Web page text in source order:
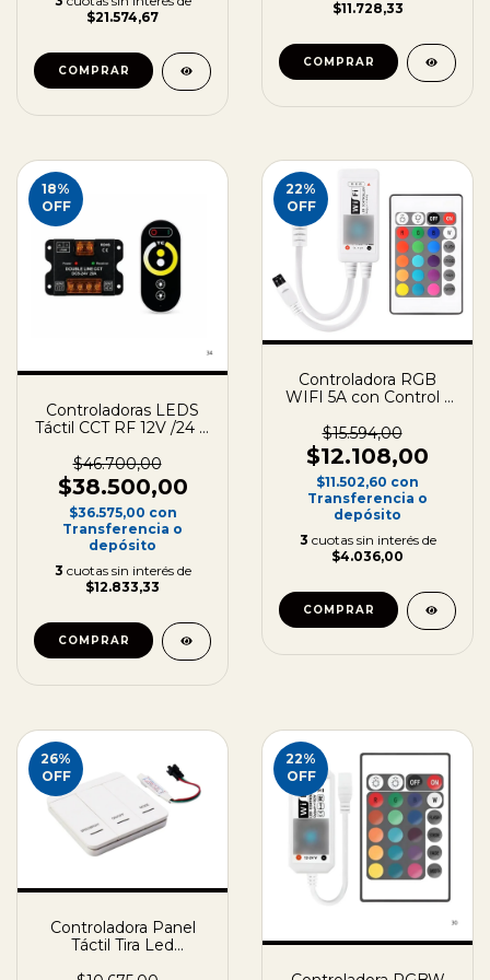
$21.574,67
$11.728,33
18%
OFF
Controladoras LEDS
Táctil CCT RF 12V /24 V
$46.700,00
$38.500,00
$36.575,00 con
Transferencia o
depósito
3 cuotas sin interés de
$12.833,33
22%
OFF
Controladora RGB
WIFI 5A con Control -
$15.594,00
$12.108,00
$11.502,60 con
Transferencia o
depósito
3 cuotas sin interés de
$4.036,00
26%
OFF
Controladora Panel
Táctil Tira Led
22%
OFF